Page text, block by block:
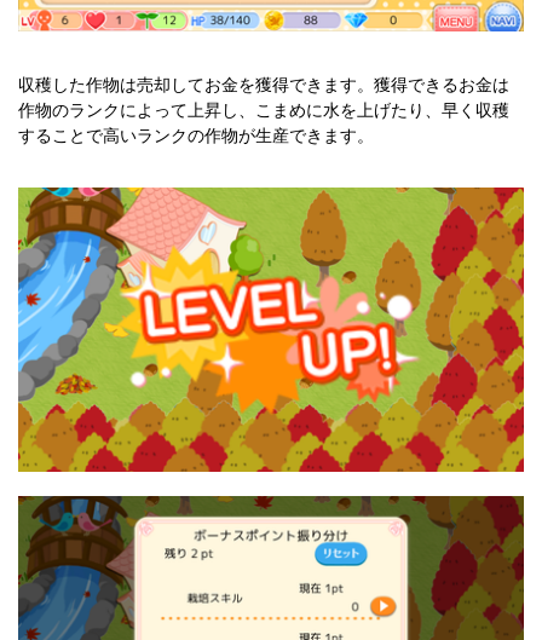
収穫した作物は売却してお金を獲得できます。獲得できるお金は
作物のランクによって上昇し、こまめに水を上げたり、早く収穫
することで高いランクの作物が生産できます。